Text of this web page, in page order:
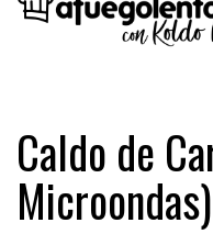
Caldo de
Microondas)